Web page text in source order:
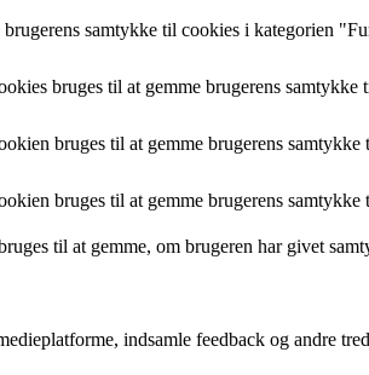
samtykke til cookies i kategorien
bruges til at gemme brugerens
bruges til at gemme brugerens
bruges til at gemme brugerens
til at gemme, om brugeren har givet
indsamle feedback og andre